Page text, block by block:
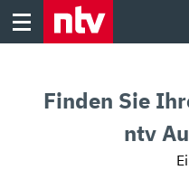
Skip
Finden Sie
ntv